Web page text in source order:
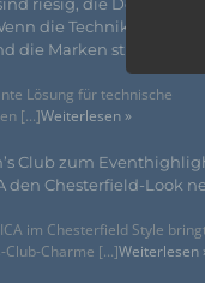
riesig, die Decken
die Technik
die Marken strahlen –
Lösung für technische
[...]Weiterlesen »
Club zum
den Chesterfield-Look
im Chesterfield Style
Club-Charme [...]Weiterlesen